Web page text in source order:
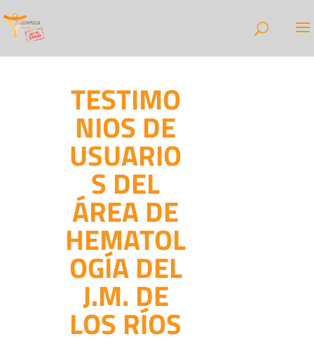
TESTIMO
NIOS DE
USUARIO
S DEL
ÁREA DE
HEMATOL
OGÍA DEL
J.M. DE
LOS RÍOS